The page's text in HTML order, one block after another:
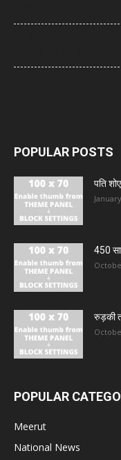
POPULAR POSTS
पति
450
रुड़की
POPULAR
Meerut
National News